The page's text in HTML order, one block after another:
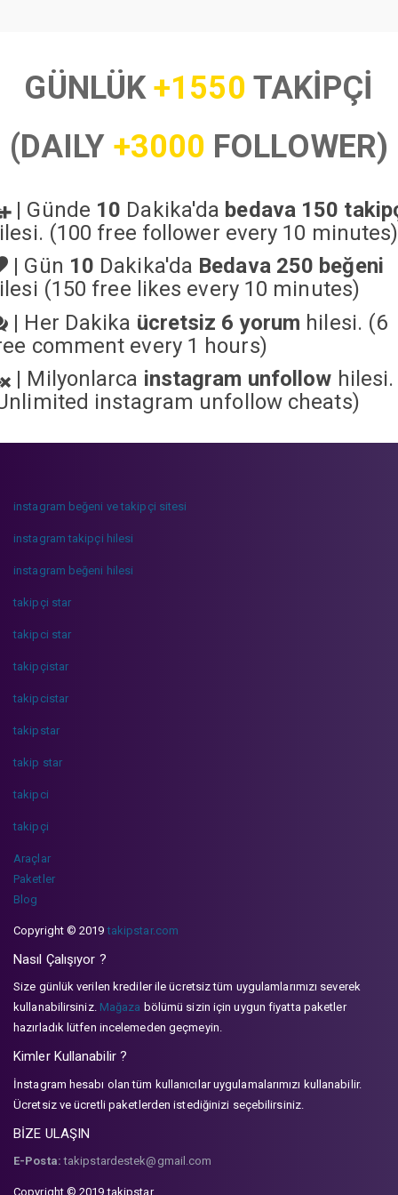
GÜNLÜK+1550 TAKİPÇİ
(DAILY +3000 FOLLOWER)
| Günde 10 Dakika'da bedava 150
(100 free follower every 10 minutes)
| Gün 10 Dakika'da Bedava 250 beğeni
(150 free likes every 10 minutes)
| Her Dakika ücretsiz 6 yorum hilesi. (6
comment every 1 hours)
| Milyonlarca instagram unfollow hilesi.
instagram unfollow cheats)
instagram beğeni ve takipçi sitesi
instagram takipçi hilesi
instagram beğeni hilesi
takipçi star
takipci star
takipçistar
takipcistar
takipstar
takip star
takipci
takipçi
Araçlar
Paketler
Blog
Copyright © 2019takipstar.com
Nasıl Çalışıyor ?
Size günlük verilen krediler ile ücretsiz tüm uygulamlarımızı severek
kullanabilirsiniz. Mağaza bölümü sizin için uygun fiyatta paketler
hazırladık lütfen incelemeden geçmeyin.
Kimler Kullanabilir ?
İnstagram hesabı olan tüm kullanıcılar uygulamalarımızı kullanabilir.
Ücretsiz ve ücretli paketlerden istediğinizi seçebilirsiniz.
BİZE ULAŞIN
E-Posta: takipstardestek@gmail.com
Copyright © 2019 takipstar.